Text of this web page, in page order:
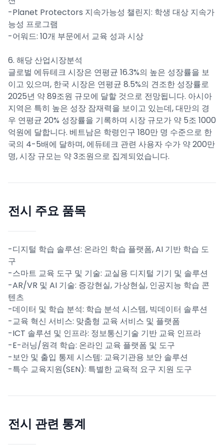
-Planet Protectors 지속가능성 챌린지: 학생 대상 지속가
능성 프로그램
-어워드: 10개 부문에서 교육 성과 시상
6. 해당 산업시장분석
글로벌 에듀테크 시장은 연평균 16.3%의 높은 성장률을 보
이고 있으며, 한국 시장은 연평균 8.5%의 견조한 성장률로
2025년 약 89조원 규모에 달할 것으로 전망됩니다. 아시아
지역은 특히 높은 성장 잠재력을 보이고 있는데, 대만의 경
우 연평균 20% 성장률을 기록하며 시장 규모가 약 5조 1000
억원에 달합니다. 베트남은 학령인구 180만 명 수준으로 한
국의 4-5배에 달하며, 에듀테크 관련 사용자 수가 약 200만
명, 시장 규모는 약 3조원으로 집계되었습니다.
전시 주요 품목
-디지털 학습 솔루션: 온라인 학습 플랫폼, AI 기반 학습 도
구
-스마트 교육 도구 및 기술: 교실용 디지털 기기 및 솔루션
-AR/VR 및 AI 기술: 증강현실, 가상현실, 인공지능 학습 콘
텐츠
-데이터 및 학습 분석: 학습 분석 시스템, 빅데이터 솔루션
-교육 혁신 서비스: 맞춤형 교육 서비스 및 플랫폼
-ICT 솔루션 및 인프라: 정보통신기술 기반 교육 인프라
-E-러닝/원격 학습: 온라인 교육 플랫폼 및 도구
-보안 및 출입 통제 시스템: 교육기관용 보안 솔루션
-특수 교육지원(SEN): 특별한 교육적 요구 지원 도구
전시 관련 통계